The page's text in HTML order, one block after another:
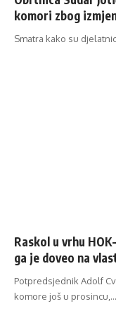
komori zbog
Smatra kako su
Raskol u vrhu
ga je doveo na
Potpredsjednik Adolf
komore još u prosincu,…